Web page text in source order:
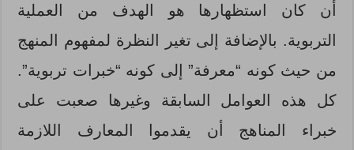
أن كان استظهارها هو الهدف من العملية
التربوية. بالإضافة إلى تغير النظرة لمفهوم المنهج
من حيث كونه “معرفة” إلى كونه “خبرات تربوية”.
كل هذه العوامل السابقة وغيرها صعبت على
خبراء المناهج أن يقدموا المعارف اللازمة